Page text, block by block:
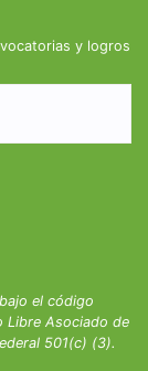
y logros
el código
Libre Asociado de
501(c) (3).